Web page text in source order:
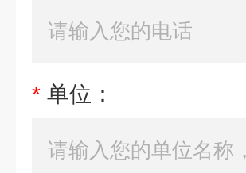
* 单位：